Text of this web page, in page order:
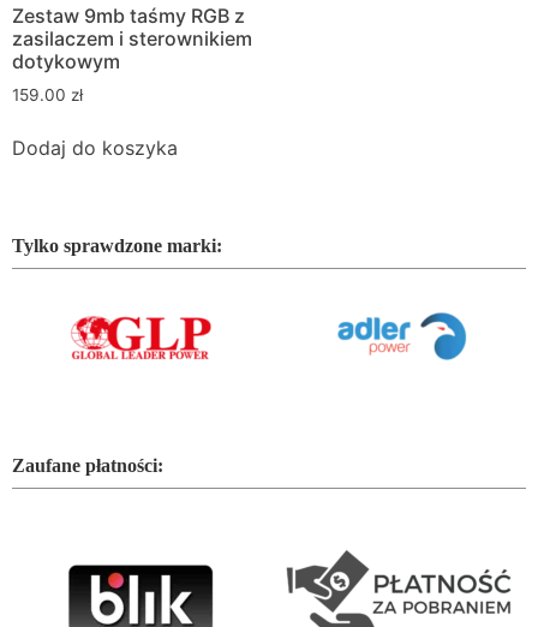
Zestaw 9mb taśmy RGB z
zasilaczem i sterownikiem
dotykowym
159.00 zł
Dodaj do koszyka
Tylko sprawdzone marki:
Zaufane płatności: